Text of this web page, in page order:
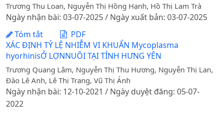
Trương Thu Loan, Nguyễn Thị Hồng Hạnh, Hồ Thị Lam Trà
Ngày nhận bài: 03-07-2025 / Ngày xuất bản: 03-07-2025
Tóm tắt
PDF
XÁC ĐỊNH TỶ LỆ NHIỄM VI KHUẨN Mycoplasma
hyorhinisỞ LỢNNUÔI TẠI TỈNH HƯNG YÊN
Trương Quang Lâm, Nguyễn Thị Thu Hương, Nguyễn Thị Lan,
Đào Lê Anh, Lê Thị Trang, Vũ Thị Ánh
Ngày nhận bài: 12-10-2021 / Ngày duyệt đăng: 05-07-
2022